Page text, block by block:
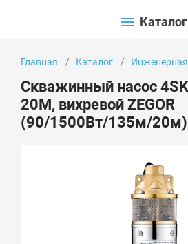
Каталог
Главная Каталог
Скважинный насос
20M, вихревой ZEGOR
(90/1500Вт/135м/20м)